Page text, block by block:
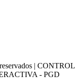
| CONTROL
- PGD